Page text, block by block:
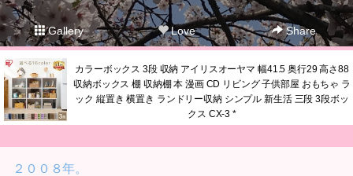
Gallery Love Share
カラーボックス 3段 収納 アイリスオーヤマ 幅41.5 奥行29 高さ88
収納ボックス 棚 収納棚 本 漫画 CD リビング 子供部屋 おもちゃ ラ
ック 縦置き 横置き ランドリー収納 シンプル 新生活 三段 3段ボッ
クス CX-3 *
２００８年。